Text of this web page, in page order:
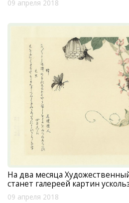
09 апреля 2018
На два месяца
станет галереей картин
09 апреля 2018